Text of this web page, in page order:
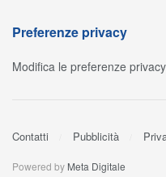
Preferenze privacy
Modifica le preferenze privacy
Contatti Pubblicità
Powered by Meta Digitale